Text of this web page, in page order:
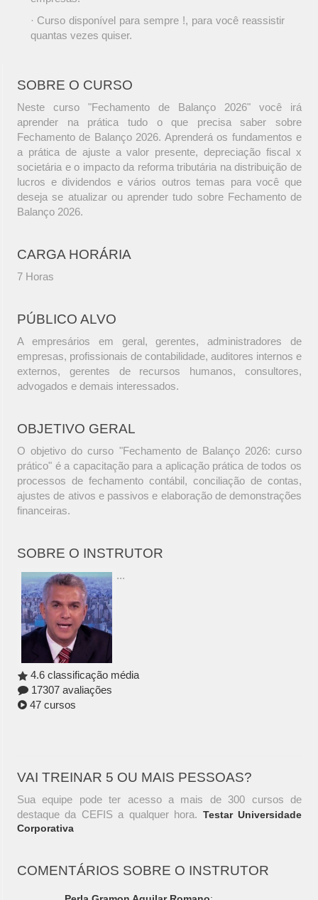
· Curso disponível para sempre !, para você reassistir
quantas vezes quiser.
SOBRE O CURSO
Neste curso "Fechamento de Balanço 2026" você irá
aprender na prática tudo o que precisa saber sobre
Fechamento de Balanço 2026. Aprenderá os fundamentos e
a prática de ajuste a valor presente, depreciação fiscal x
societária e o impacto da reforma tributária na distribuição de
lucros e dividendos e vários outros temas para você que
deseja se atualizar ou aprender tudo sobre Fechamento de
Balanço 2026.
CARGA HORÁRIA
7 Horas
PÚBLICO ALVO
A empresários em geral, gerentes, administradores de
empresas, profissionais de contabilidade, auditores internos e
externos, gerentes de recursos humanos, consultores,
advogados e demais interessados.
OBJETIVO GERAL
O objetivo do curso "Fechamento de Balanço 2026: curso
prático" é a capacitação para a aplicação prática de todos os
processos de fechamento contábil, conciliação de contas,
ajustes de ativos e passivos e elaboração de demonstrações
financeiras.
SOBRE O INSTRUTOR
...
4.6 classificação média
17307 avaliações
47 cursos
VAI TREINAR 5 OU MAIS PESSOAS?
Sua equipe pode ter acesso a mais de 300 cursos de
destaque da CEFIS a qualquer hora. Testar Universidade
Corporativa
COMENTÁRIOS SOBRE O INSTRUTOR